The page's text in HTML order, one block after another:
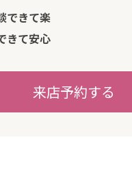
できて楽
きて安心
来店予約する